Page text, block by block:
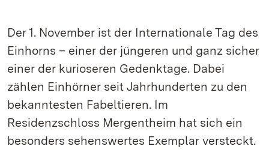
Der 1. November ist der Internationale Tag des
Einhorns – einer der jüngeren und ganz sicher
einer der kurioseren Gedenktage. Dabei
zählen Einhörner seit Jahrhunderten zu den
bekanntesten Fabeltieren. Im
Residenzschloss Mergentheim hat sich ein
besonders sehenswertes Exemplar versteckt.